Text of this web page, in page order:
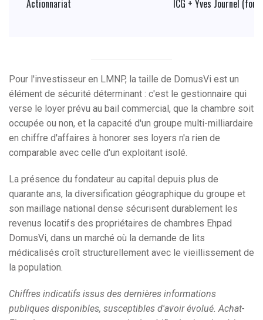
Actionnariat ICG + Yves Journel
Pour l'investisseur en LMNP, la taille de DomusVi est un
élément de sécurité déterminant : c'est le gestionnaire qui
verse le loyer prévu au bail commercial, que la chambre soit
occupée ou non, et la capacité d'un groupe multi-milliardaire
en chiffre d'affaires à honorer ses loyers n'a rien de
comparable avec celle d'un exploitant isolé.
La présence du fondateur au capital depuis plus de
quarante ans, la diversification géographique du groupe et
son maillage national dense sécurisent durablement les
revenus locatifs des propriétaires de chambres Ehpad
DomusVi, dans un marché où la demande de lits
médicalisés croît structurellement avec le vieillissement de
la population.
Chiffres indicatifs issus des dernières informations
publiques disponibles, susceptibles d'avoir évolué. Achat-